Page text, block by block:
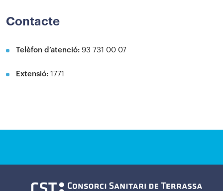
Contacte
Telèfon d’atenció: 93 731 00 07
Extensió: 1771